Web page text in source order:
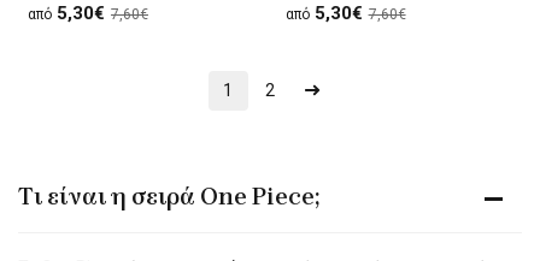
από 5,30€ 7,60€
από 5,30€ 7,60€
1 2
Tι είναι η σειρά One Piece;